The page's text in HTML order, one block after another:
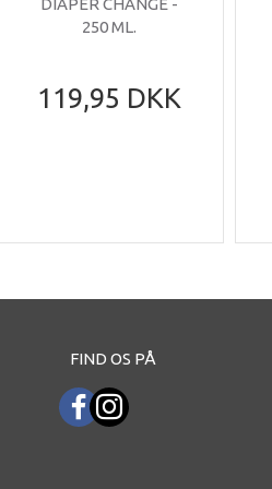
250 ML.
119,95 DKK
FIND OS PÅ